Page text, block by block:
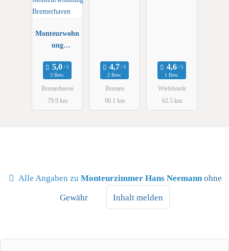
Monteurwohn
ung
3 Bew.
Bremerhaven
79.9 km
2 Bew.
Bremen
90.1 km
1 Bew.
Wiefelstede
62.5 km
Alle Angaben zu Monteurzimmer Hans Neemann ohne
Gewähr
Inhalt melden